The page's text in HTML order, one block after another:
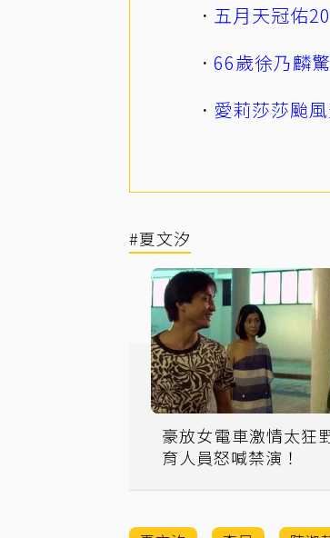
五月天冠佑
66歲徐乃麟
愛莉莎莎颱
#夏文汐
豪放女電車激情太狂
育人員怒喊禁演！